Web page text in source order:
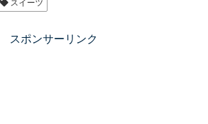
スイーツ
スポンサーリンク